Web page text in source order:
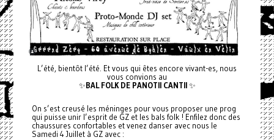
L’été, bientôt l’été. Et vous qui êtes encore vivant-es, nous
vous convions au
✨BAL FOLK DE PANOTII CANTII✨
On s’est creusé les méninges pour vous proposer une prog
qui puisse unir l’esprit de GZ et les bals folk ! Enfilez donc des
chaussures confortables et venez danser avec nous le
Samedi 4 Juillet à GZ avec :